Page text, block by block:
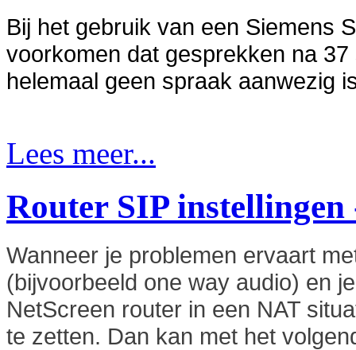
Bij het gebruik van een Siemens
voorkomen dat gesprekken na
helemaal geen spraak aanwezig
Lees meer...
Router SIP
Wanneer je problemen ervaart
(bijvoorbeeld one way audio) en
NetScreen router in een NAT
te zetten. Dan kan met het